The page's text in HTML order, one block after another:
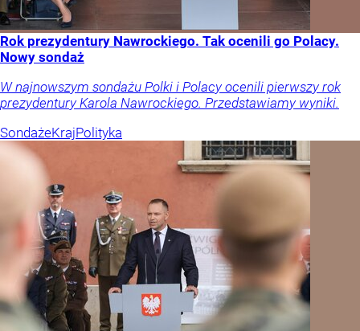
Rok prezydentury Nawrockiego. Tak ocenili go Polacy.
Nowy sondaż
W najnowszym sondażu Polki i Polacy ocenili pierwszy rok
prezydentury Karola Nawrockiego. Przedstawiamy wyniki.
SondażeKrajPolityka